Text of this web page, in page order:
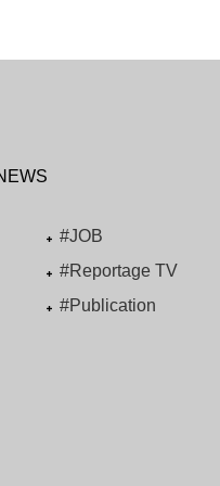
#JOB
#Reportage TV
#Publication